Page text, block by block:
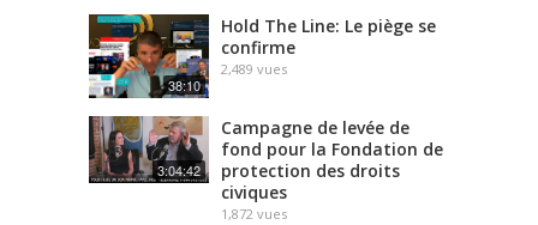
38:10
Hold The Line: Le piège se
confirme
2,489 vues
3:04:42
Campagne de levée de
fond pour la Fondation de
protection des droits
civiques
1,872 vues